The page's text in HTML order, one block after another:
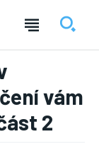
vám
2